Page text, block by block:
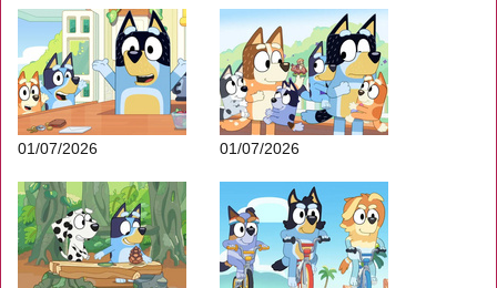
01/07/2026 01/07/2026